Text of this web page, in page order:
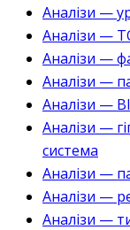
Аналізи —
Аналізи —
Аналізи —
Аналізи —
Аналізи —
Аналізи —
система
Аналізи —
Аналізи —
Аналізи —